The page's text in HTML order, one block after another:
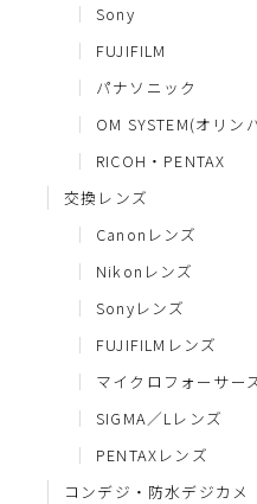
Sony
FUJIFILM
パナソニック
OM SYSTEM(オリン
RICOH・PENTAX
交換レンズ
Canonレンズ
Nikonレンズ
Sonyレンズ
FUJIFILMレンズ
マイクロフォーサー
SIGMA／Lレンズ
PENTAXレンズ
コンデジ・防水デジカメ